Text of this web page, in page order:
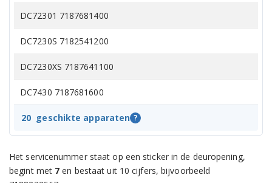
DC72301 7187681400
DC7230S 7182541200
DC7230XS 7187641100
DC7430 7187681600
DCU7230 7182681400
DCU7230X 7182481500
20 geschikte apparaten ?
Het servicenummer staat op een sticker in de deuropening,
begint met 7 en bestaat uit 10 cijfers, bijvoorbeeld